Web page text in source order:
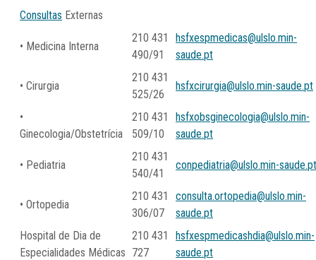
Consultas Externas
• Medicina Interna
210 431
490/91
hsfxespmedicas@ulslo.min-
saude.pt
• Cirurgia
210 431
525/26
hsfxcirurgia@ulslo.min-saude.pt
•
Ginecologia/Obstetrícia
210 431
509/10
hsfxobsginecologia@ulslo.min-
saude.pt
• Pediatria
210 431
540/41
conpediatria@ulslo.min-
• Ortopedia
210 431
306/07
consulta.ortopedia@ulslo.min-
saude.pt
Hospital de Dia de
Especialidades Médicas
210 431
727
hsfxespmedicashdia@ulslo.min-
saude.pt